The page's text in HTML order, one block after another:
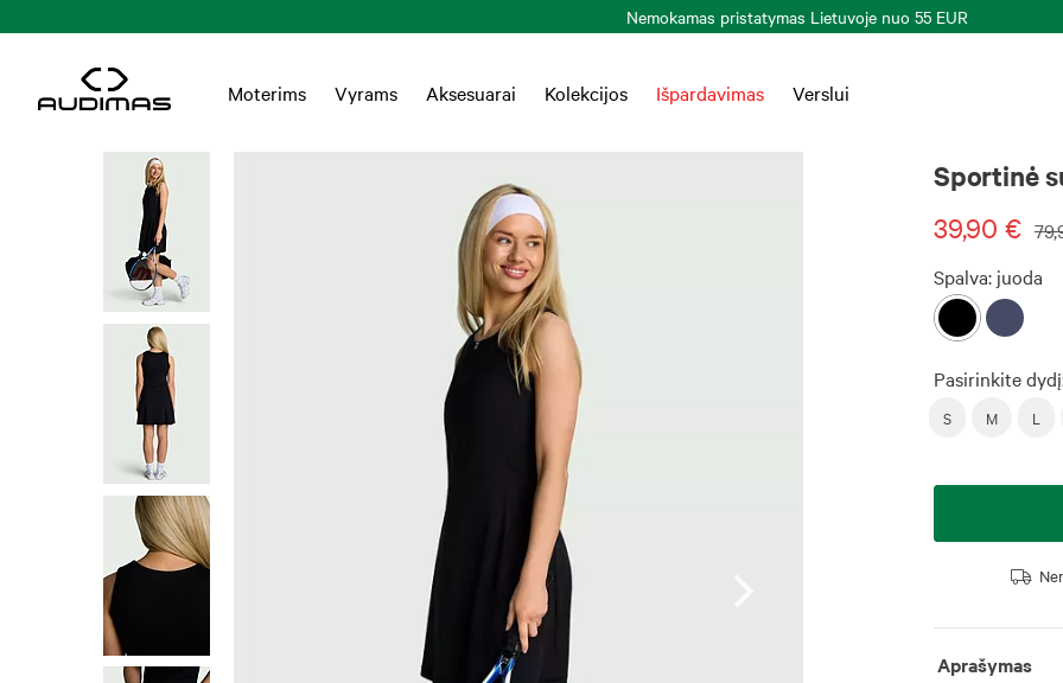
Moterims Vyrams Aksesuarai Kolekcijos Išpardavimas Verslui
Sportinė
39,90 €
Spalva: juoda
Pasirinkite
S M L
Aprašymas